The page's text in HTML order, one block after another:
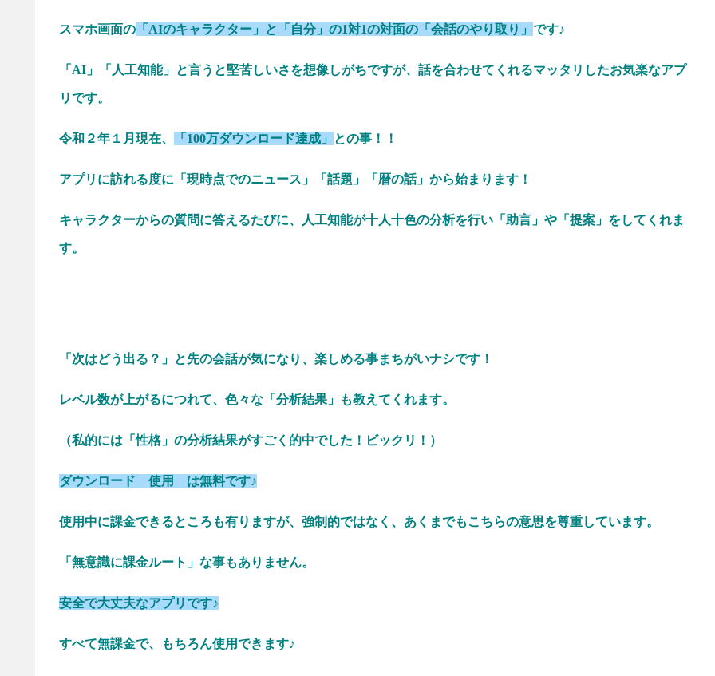
スマホ画面の 「AIのキャラクター」と「自分」の1対1の対面の「会話のやり取り」 です♪
「AI」「人工知能」と言うと堅苦しいさを想像しがちですが、話を合わせてくれるマッタリしたお気楽なアプ
リです。
令和２年１月現在、 「100万ダウンロード達成」 との事！！
アプリに訪れる度に「現時点でのニュース」「話題」「暦の話」から始まります！
キャラクターからの質問に答えるたびに、人工知能が十人十色の分析を行い「助言」や「提案」をしてくれま
す。
「次はどう出る？」と先の会話が気になり、楽しめる事まちがいナシです！
レベル数が上がるにつれて、色々な「分析結果」も教えてくれます。
（私的には「性格」の分析結果がすごく的中でした！ビックリ！）
ダウンロード 使用 は無料です♪
使用中に課金できるところも有りますが、強制的ではなく、あくまでもこちらの意思を尊重しています。
「無意識に課金ルート」な事もありません。
安全で大丈夫なアプリです♪
すべて無課金で、もちろん使用できます♪